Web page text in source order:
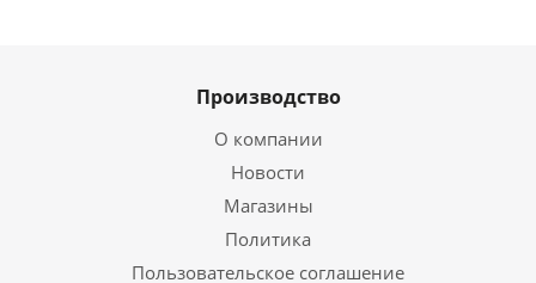
Производство
О компании
Новости
Магазины
Политика
Пользовательское соглашение